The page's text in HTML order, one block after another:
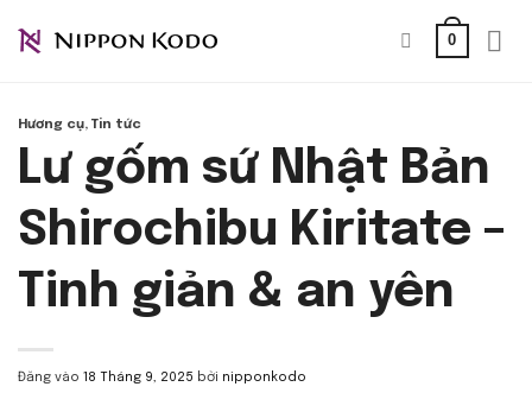
qua
0
Hương cụ, Tin tức
Lư gốm sứ Nhật Bản
Shirochibu Kiritate –
Tinh giản & an yên
Đăng vào 18 Tháng 9, 2025 bởi nipponkodo